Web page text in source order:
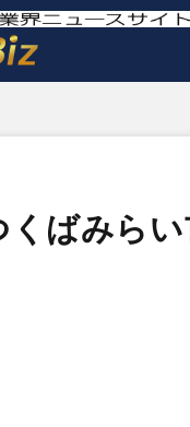
くばみら